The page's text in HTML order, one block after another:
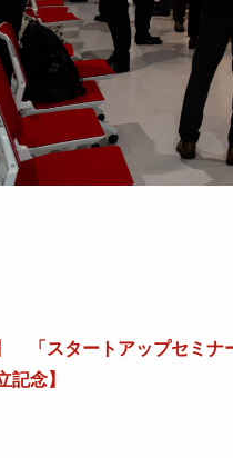
「スタートアップセミ
記念】